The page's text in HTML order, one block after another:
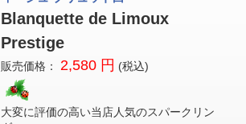
Blanquette de Limoux
Prestige
販売価格： 2,580 円 (税込)
大変に評価の高い当店人気のスパークリン